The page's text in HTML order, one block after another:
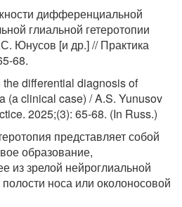
дифференциальной
глиальной гетеротопии
Юнусов [и др.] // Практика
68.
differential diagnosis of
(a clinical case) / A.S. Yunusov
2025;(3): 65-68. (In Russ.)
представляет собой
образование,
из зрелой нейроглиальной
носа или околоносовой